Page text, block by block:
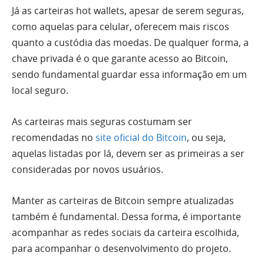
Já as carteiras hot wallets, apesar de serem seguras,
como aquelas para celular, oferecem mais riscos
quanto a custódia das moedas. De qualquer forma, a
chave privada é o que garante acesso ao Bitcoin,
sendo fundamental guardar essa informação em um
local seguro.
As carteiras mais seguras costumam ser
recomendadas no site oficial do Bitcoin, ou seja,
aquelas listadas por lá, devem ser as primeiras a ser
consideradas por novos usuários.
Manter as carteiras de Bitcoin sempre atualizadas
também é fundamental. Dessa forma, é importante
acompanhar as redes sociais da carteira escolhida,
para acompanhar o desenvolvimento do projeto.